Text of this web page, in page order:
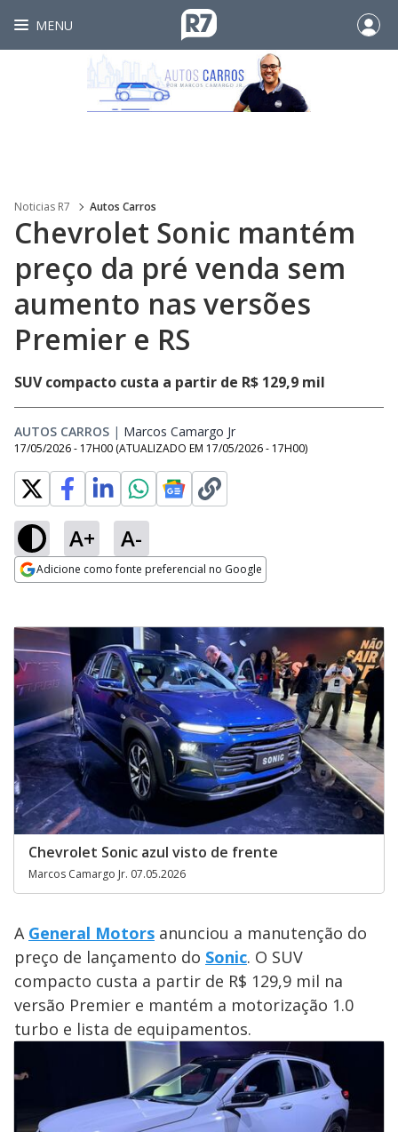
MENU
Noticias R7 Autos Carros
Chevrolet Sonic mantém
preço da pré venda sem
aumento nas versões
Premier e RS
SUV compacto custa a partir de R$ 129,9 mil
AUTOS CARROS | Marcos Camargo Jr
17/05/2026 - 17H00 (ATUALIZADO EM 17/05/2026 - 17H00)
A+ A-
Adicione como fonte preferencial no Google
Chevrolet Sonic azul visto de frente
Marcos Camargo Jr. 07.05.2026
A General Motors anunciou a manutenção do
preço de lançamento do Sonic. O SUV
compacto custa a partir de R$ 129,9 mil na
versão Premier e mantém a motorização 1.0
turbo e lista de equipamentos.